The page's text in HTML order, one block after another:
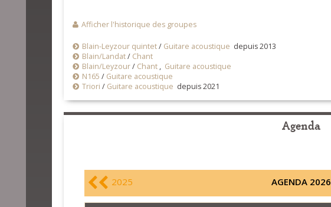
Afficher l'historique des groupes
Blain-Leyzour quintet/ Guitare acoustique depuis 2013
Blain/Landat/ Chant
Blain/Leyzour/ Chant, Guitare acoustique
N165 / Guitare acoustique
Triori / Guitare acoustique depuis 2021
Agenda
2025 AGENDA 2026